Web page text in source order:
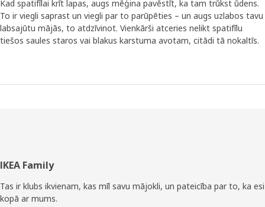
Kad spatifīlai krīt lapas, augs mēģina pavēstīt, ka tam trūkst ūdens.
To ir viegli saprast un viegli par to parūpēties – un augs uzlabos tavu
labsajūtu mājās, to atdzīvinot. Vienkārši atceries nelikt spatifīlu
tiešos saules staros vai blakus karstuma avotam, citādi tā nokaltīs.
Kājene
IKEA Family
Tas ir klubs ikvienam, kas mīl savu mājokli, un pateicība par to, ka esi
kopā ar mums.